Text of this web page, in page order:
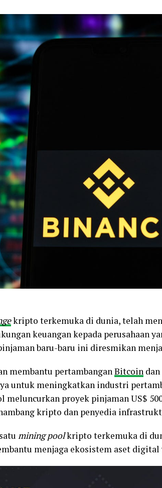
kripto terkemuka di dunia, telah
keuangan kepada perusahaan
baru-baru ini diresmikan
membantu pertambanganBitcoin
untuk meningkatkan industri
meluncurkan proyek pinjaman US$
kripto dan penyedia
mining poolkripto terkemuka di
menjaga ekosistem aset digital